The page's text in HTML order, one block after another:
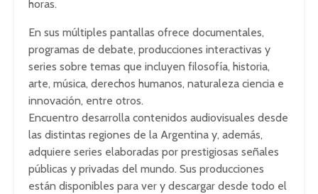
horas.
En sus múltiples pantallas ofrece documentales,
programas de debate, producciones interactivas y
series sobre temas que incluyen filosofía, historia,
arte, música, derechos humanos, naturaleza ciencia e
innovación, entre otros.
Encuentro desarrolla contenidos audiovisuales desde
las distintas regiones de la Argentina y, además,
adquiere series elaboradas por prestigiosas señales
públicas y privadas del mundo. Sus producciones
están disponibles para ver y descargar desde todo el